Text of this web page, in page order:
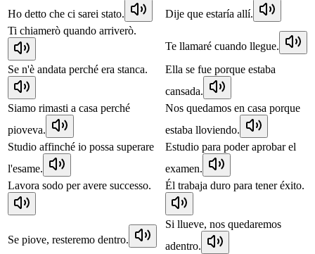
Ho detto che ci sarei stato.
Dije que estaría allí.
Ti chiamerò quando arriverò.
Te llamaré cuando llegue.
Se n'è andata perché era stanca.
Ella se fue porque estaba
cansada.
Siamo rimasti a casa perché
pioveva.
Nos quedamos en casa porque
estaba lloviendo.
Studio affinché io possa superare
l'esame.
Estudio para poder aprobar el
examen.
Lavora sodo per avere successo.
Él trabaja duro para tener éxito.
Se piove, resteremo dentro.
Si llueve, nos quedaremos
adentro.